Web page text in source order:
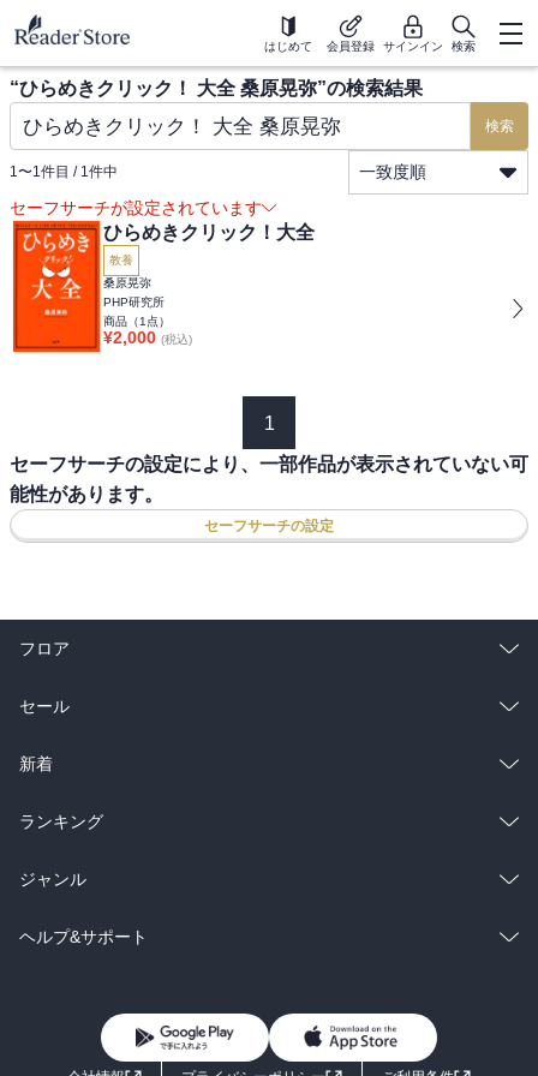
はじめて 会員登録 サインイン 検索
“ひらめきクリック！ 大全 桑原晃弥”の検索結果
検索
1〜1件目 / 1件中
一致度順
セーフサーチが設定されています
ひらめきクリック！大全
教養
桑原晃弥
PHP研究所
商品（1 点）
¥2,000 (税込)
1
セーフサーチの設定により、一部作品が表示されていない可
能性があります。
セーフサーチの設定
フロア
総合
ラノベ
雑誌・グラビア
BL・TL
セール
総合
ラノベ
雑誌・グラビア
BL・TL
新着
総合
ラノベ
雑誌・グラビア
ランキング
総合
ラノベ
ジャンル
コミック
ライトノベル 男子向けラノベ
ヘルプ&サポート
よくあるご質問
お問い合わせ